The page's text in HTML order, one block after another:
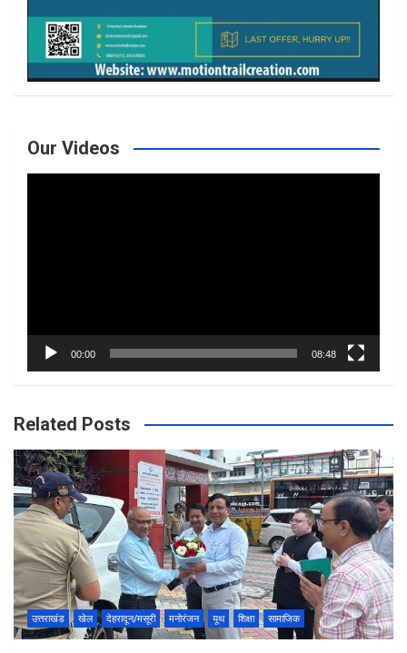
Our Videos
00:00 08:48
Related Posts
उत्तराखंड खेल देहरादून/मसूरी मनोरंजन यूथ शिक्षा सामाजिक